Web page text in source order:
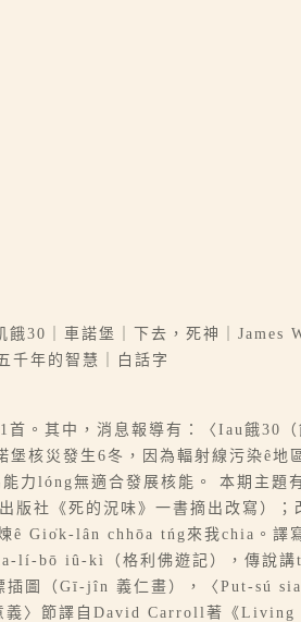
30｜車諾堡｜下去，死神｜James
年的智慧｜白話字
。其中，消息報導有：〈Iau餓30
核災發生6冬，因為輻射線污染ê
力lóng無適合發展核能。 本期主題
版社《死的況味》一書摘出改寫）
ê Gio̍k-lân chhōa tńg來我chia。
lí-bō iû-kì（格利佛遊記），傳說
插圖（Gī-jîn 義仁畫），〈Put-sú
義〉節譯自David Carroll著《